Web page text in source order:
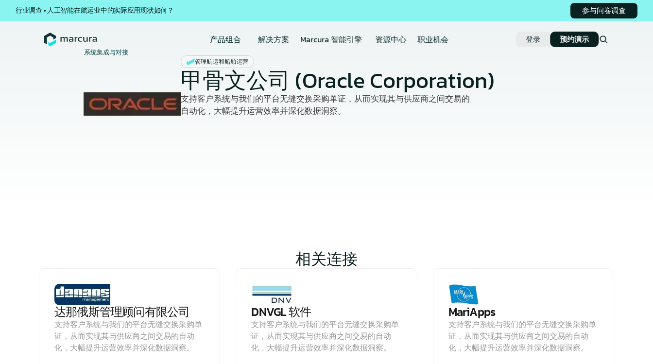
行业调查 • 人工智能在航运业中的实际应用现状如何？ 参与问卷调查
系统集成与对接
管理航运和船舶运营
甲骨文公司 (Oracle Corporation)
支持客户系统与我们的平台无缝交换采购单证，从而实现其与供应商之间交易的
自动化，大幅提升运营效率并深化数据洞察。
相关连接
达那俄斯管理顾问有限公司
支持客户系统与我们的平台无缝交换采购单
证，从而实现其与供应商之间交易的自动
化，大幅提升运营效率并深化数据洞察。
DNVGL 软件
支持客户系统与我们的平台无缝交换采购单
证，从而实现其与供应商之间交易的自动
化，大幅提升运营效率并深化数据洞察。
MariApps
支持客户系统与我们的平台无缝交换采购单
证，从而实现其与供应商之间交易的自动
化，大幅提升运营效率并深化数据洞察。
产品组合 解决方案 Marcura 智能引擎 资源中心 职业机会 登录 预约演示